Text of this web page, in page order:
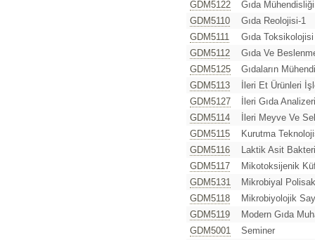
GDM5122
Gıda
GDM5110
Gıda Reolojisi-1
GDM5111
Gıda Toksikolojisi
GDM5112
Gıda Ve
GDM5125
Gıdaların
GDM5113
İleri Et Ürünleri
GDM5127
İleri Gıda Analizeri
GDM5114
İleri Meyve Ve
GDM5115
Kurutma
GDM5116
Laktik Asit
GDM5117
Mikotoksijenik
GDM5131
Mikrobiyal
GDM5118
Mikrobiyolojik
GDM5119
Modern Gıda
GDM5001
Seminer